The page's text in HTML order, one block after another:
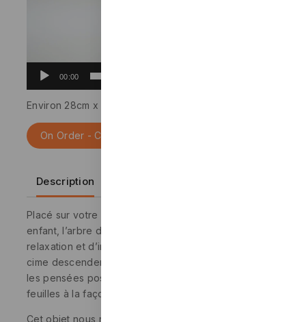
00:00
Environ 28cm x 15cm x 15 cm (11×6 pouces)
On Order - Contact Us
Description
Placé sur votre bureau ou dans la chambre d’un
enfant, l’arbre de l’amitié est un bel objet de
relaxation et d’inspiration. Les billes déposées sur la
cime descendent le long du tronc et font raisonner
les pensées positives gravées sur chacune des
feuilles à la façon d’un xylophone.
Cet objet nous rappelle que l’amitié grandit un peu